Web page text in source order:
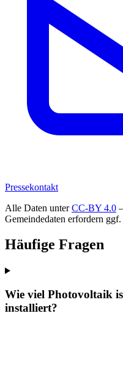
Pressekontakt
Alle Daten unterCC-BY 4.0
Gemeindedaten erfordern
Häufige Fragen
Wie viel Photovoltaik
installiert?